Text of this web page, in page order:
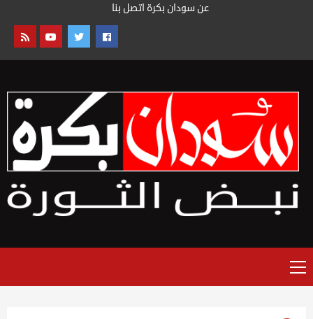
عن سودان بكرة اتصل بنا
القائمة